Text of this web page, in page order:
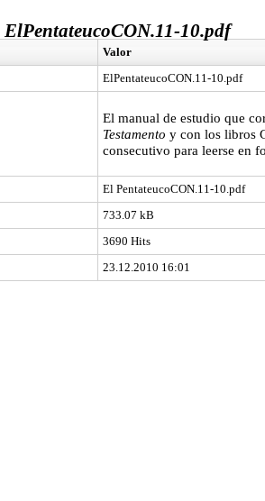
ElPentateucoCON.11-10.pdf
Valor
ElPentateucoCON.11-10.pdf
El manual de estudio que
Testamento y con los libros
consecutivo para leerse en
El PentateucoCON.11-10.pdf
733.07 kB
3690 Hits
23.12.2010 16:01